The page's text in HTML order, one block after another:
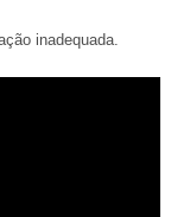
inadequada.